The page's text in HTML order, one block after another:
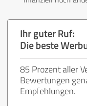
Ihr guter Ruf:
Die beste
85 Prozent aller
Bewertungen
Empfehlungen.